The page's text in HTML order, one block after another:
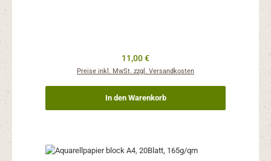
Regulärer Preis:
11,00 €
Preise inkl. MwSt. zzgl. Versandkosten
In den Warenkorb